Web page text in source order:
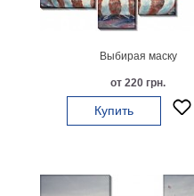
Выбирая маску
от 220 грн.
Купить